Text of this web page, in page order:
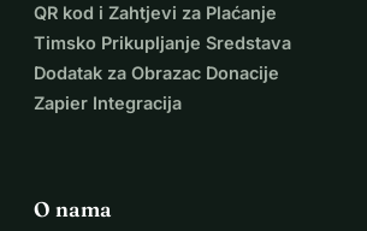
QR kod i Zahtjevi za Plaćanje
Timsko Prikupljanje Sredstava
Dodatak za Obrazac Donacije
Zapier Integracija
O nama